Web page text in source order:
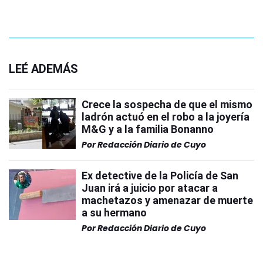
LEÉ ADEMÁS
Crece la sospecha de que el mismo
ladrón actuó en el robo a la joyería
M&G y a la familia Bonanno
PorRedacción Diario de Cuyo
Ex detective de la Policía de San
Juan irá a juicio por atacar a
machetazos y amenazar de muerte
a su hermano
PorRedacción Diario de Cuyo